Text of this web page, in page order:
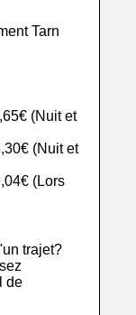
Tarn
(Nuit et
(Nuit et
(Lors
trajet?
de